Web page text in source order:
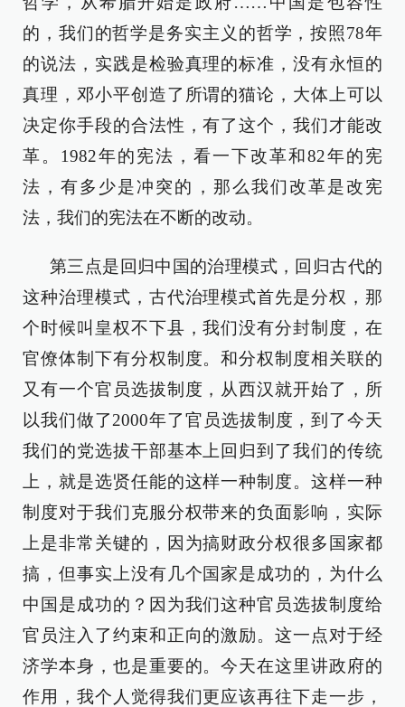
的，我们的哲学是务实主义的哲学，按照78年
的说法，实践是检验真理的标准，没有永恒的
真理，邓小平创造了所谓的猫论，大体上可以
决定你手段的合法性，有了这个，我们才能改
革。1982年的宪法，看一下改革和82年的宪
法，有多少是冲突的，那么我们改革是改宪
法，我们的宪法在不断的改动。
第三点是回归中国的治理模式，回归古代的
这种治理模式，古代治理模式首先是分权，那
个时候叫皇权不下县，我们没有分封制度，在
官僚体制下有分权制度。和分权制度相关联的
又有一个官员选拔制度，从西汉就开始了，所
以我们做了2000年了官员选拔制度，到了今天
我们的党选拔干部基本上回归到了我们的传统
上，就是选贤任能的这样一种制度。这样一种
制度对于我们克服分权带来的负面影响，实际
上是非常关键的，因为搞财政分权很多国家都
搞，但事实上没有几个国家是成功的，为什么
中国是成功的？因为我们这种官员选拔制度给
官员注入了约束和正向的激励。这一点对于经
济学本身，也是重要的。今天在这里讲政府的
作用，我个人觉得我们更应该再往下走一步，